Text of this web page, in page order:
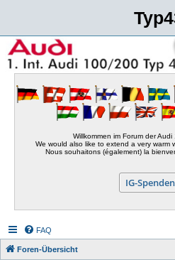
Willkommen im Forum der
We would also like to extend a very warm
Nous souhaitons (également) la
IG-
FAQ
Foren-Übersicht